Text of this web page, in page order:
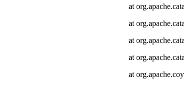
at
at
at
at
at